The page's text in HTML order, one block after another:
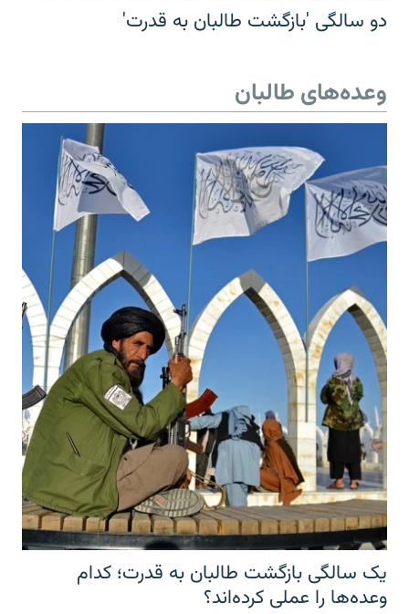
دو سالگی 'بازگشت طالبان به قدرت'
وعده‌های طالبان
یک سالگی بازگشت طالبان به قدرت؛ کدام
وعده‌ها را عملی کرده‌اند؟